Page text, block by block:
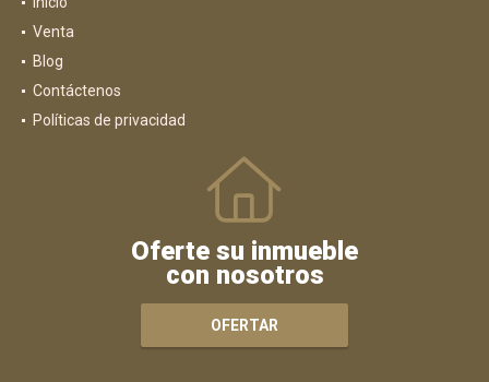
Venta
Blog
Contáctenos
Políticas de privacidad
Oferte su inmueble
con nosotros
OFERTAR